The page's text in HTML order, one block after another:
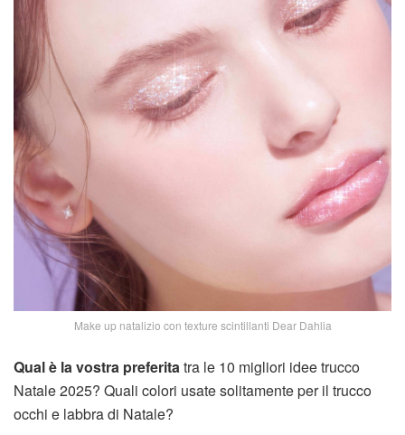
Make up natalizio con texture scintillanti Dear Dahlia
Qual è la vostra preferitatra le 10 migliori idee trucco
Natale 2025? Quali colori usate solitamente per il trucco
occhi e labbra di Natale?